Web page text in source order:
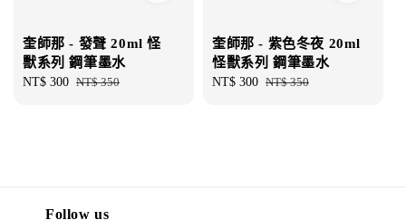
奎師那 - 發聲 20ml 怪
獸系列 鋼筆墨水
Sale
NT$ 300 Regular
NT$ 350
奎師那 - 紫色冬夜 20ml
怪獸系列 鋼筆墨水
Sale
NT$ 300 Regular
NT$ 350
Follow us